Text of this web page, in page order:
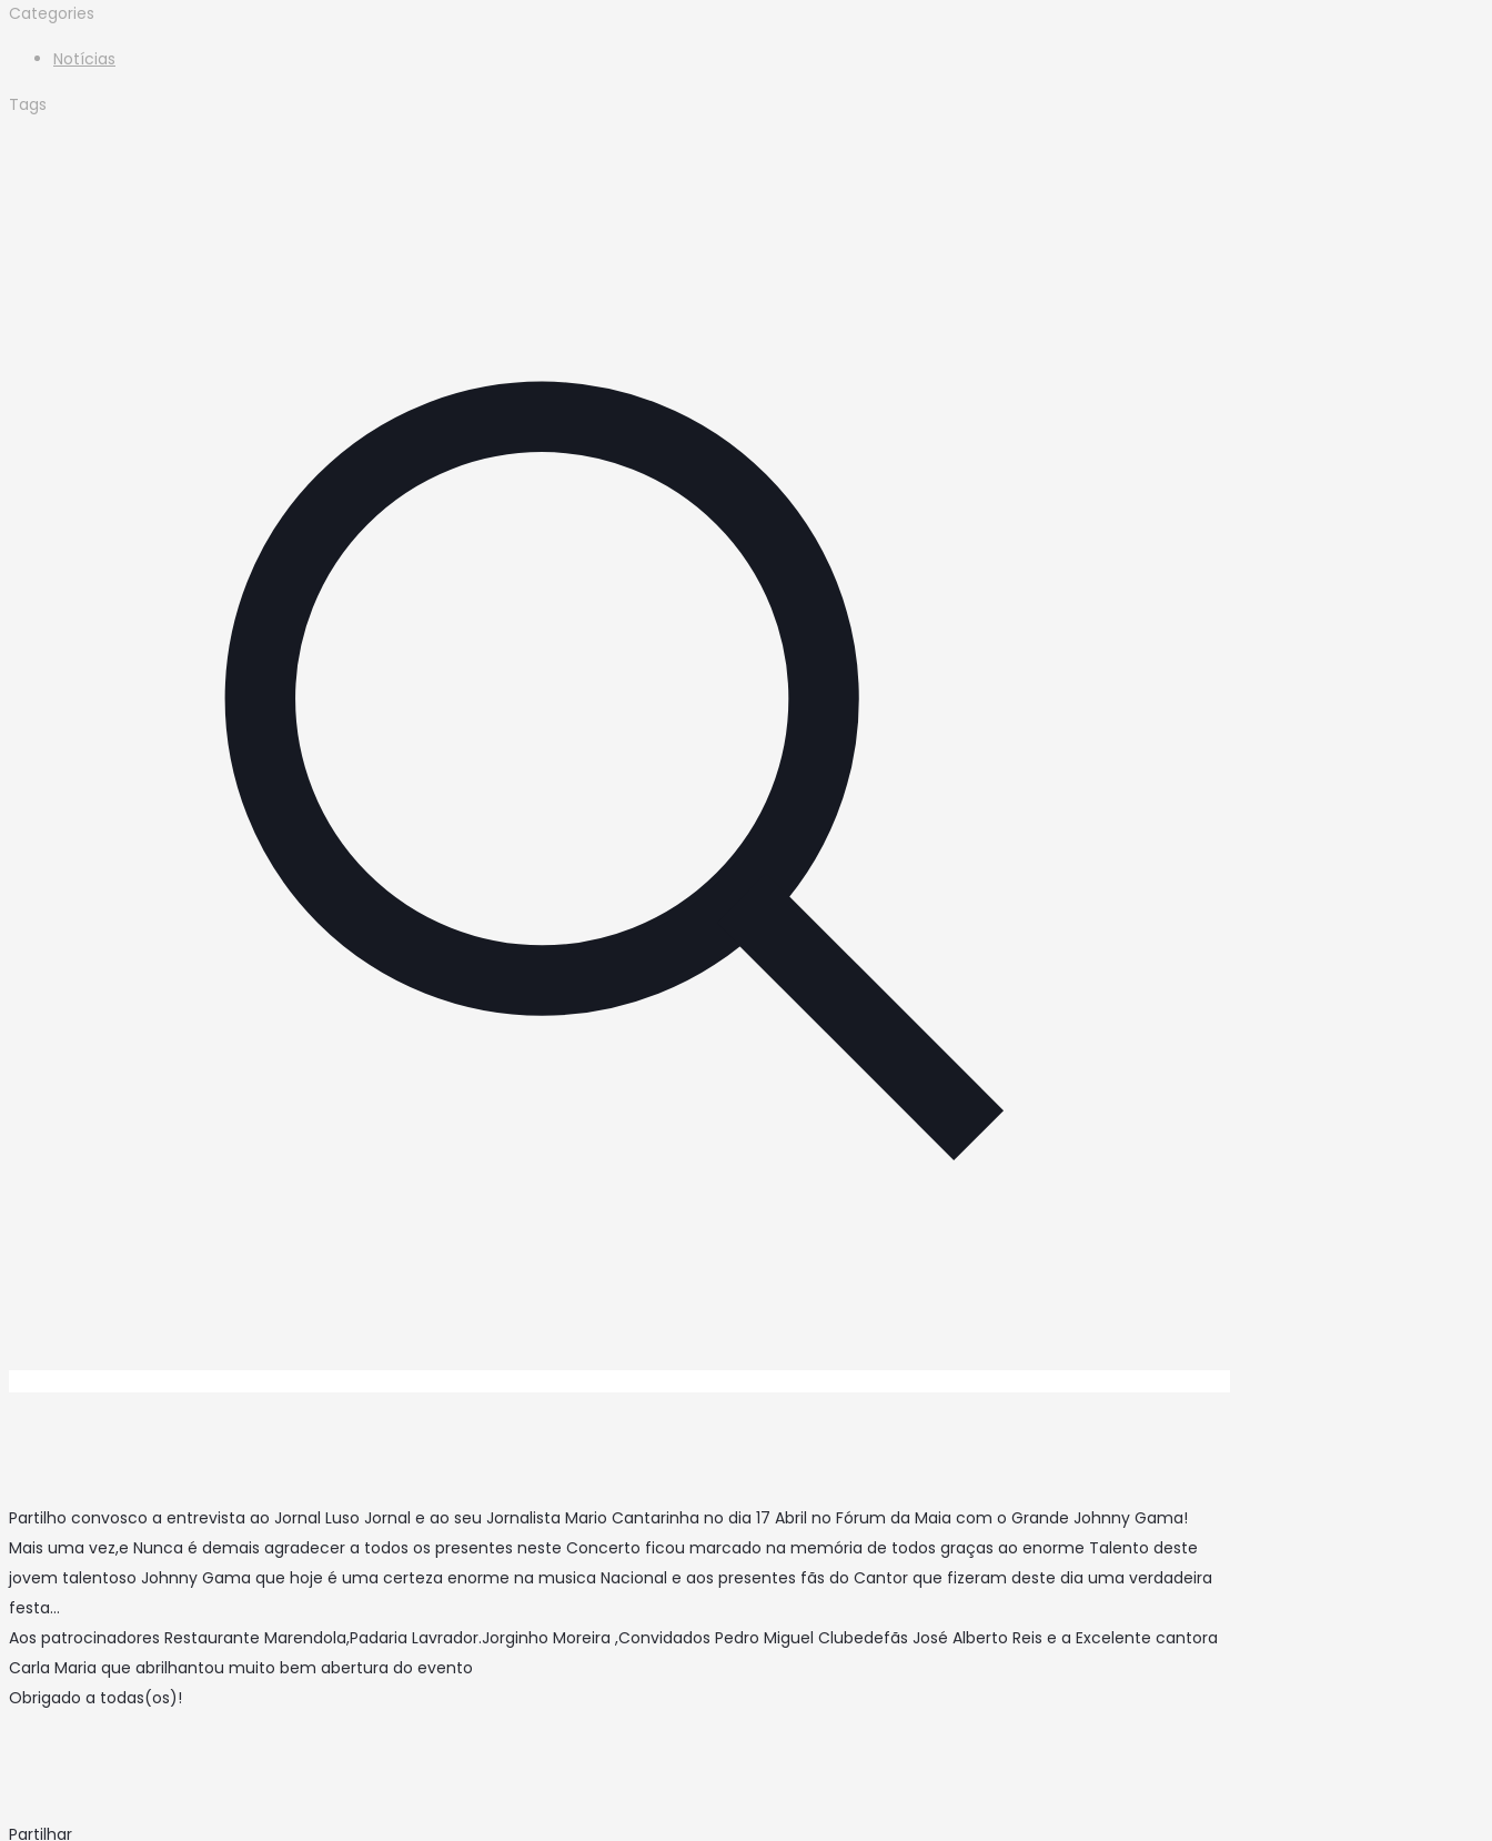
Categories
Notícias
Tags
Partilho convosco a entrevista ao Jornal Luso Jornal e ao seu Jornalista Mario Cantarinha no dia 17 Abril no Fórum da Maia com o Grande Johnny Gama!
Mais uma vez,e Nunca é demais agradecer a todos os presentes neste Concerto ficou marcado na memória de todos graças ao enorme Talento deste
jovem talentoso Johnny Gama que hoje é uma certeza enorme na musica Nacional e aos presentes fãs do Cantor que fizeram deste dia uma verdadeira
festa…
Aos patrocinadores Restaurante Marendola,Padaria Lavrador.Jorginho Moreira ,Convidados Pedro Miguel Clubedefãs José Alberto Reis e a Excelente cantora
Carla Maria que abrilhantou muito bem abertura do evento
Obrigado a todas(os)!
Partilhar